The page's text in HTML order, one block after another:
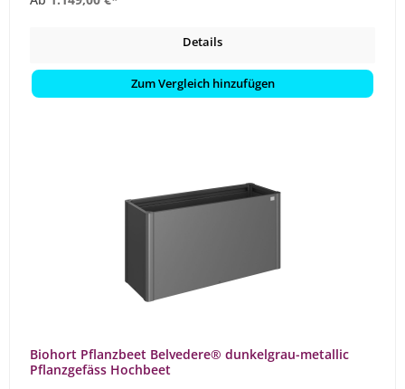
Details
Zum Vergleich hinzufügen
Biohort Pflanzbeet Belvedere® dunkelgrau-metallic
Pflanzgefäss Hochbeet